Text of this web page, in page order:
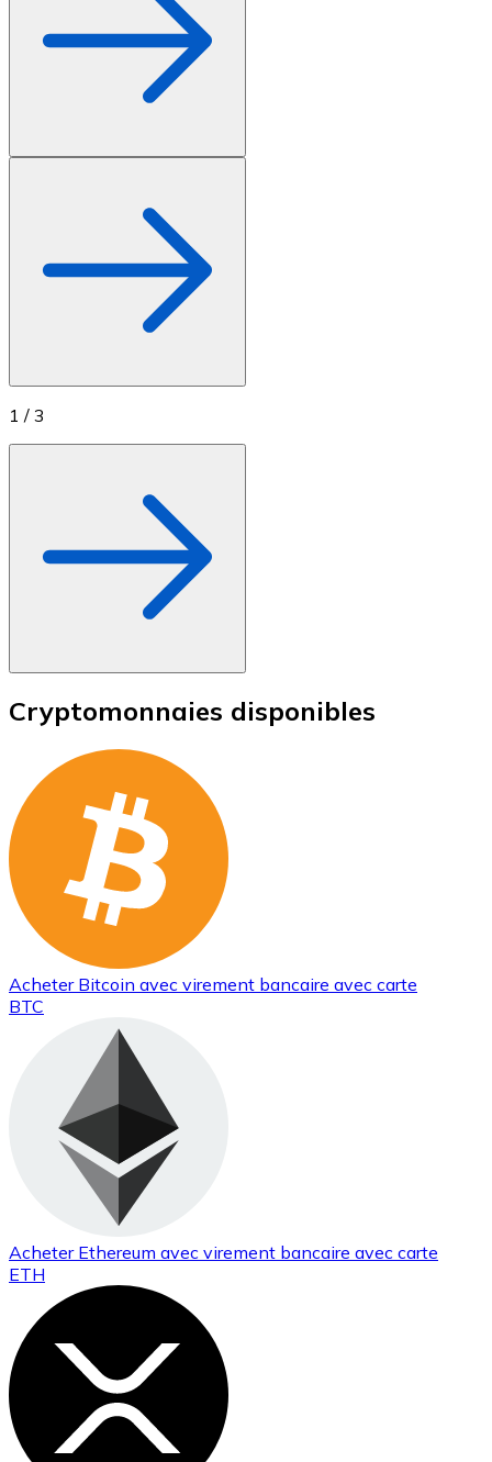
1 / 3
Cryptomonnaies disponibles
Acheter Bitcoin avec virement bancaire avec carte
BTC
Acheter Ethereum avec virement bancaire avec carte
ETH